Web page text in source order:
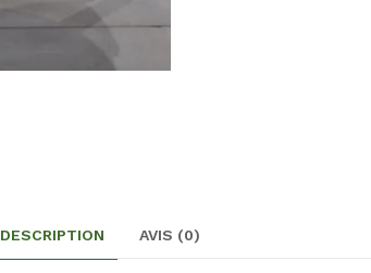
DESCRIPTION AVIS (0)